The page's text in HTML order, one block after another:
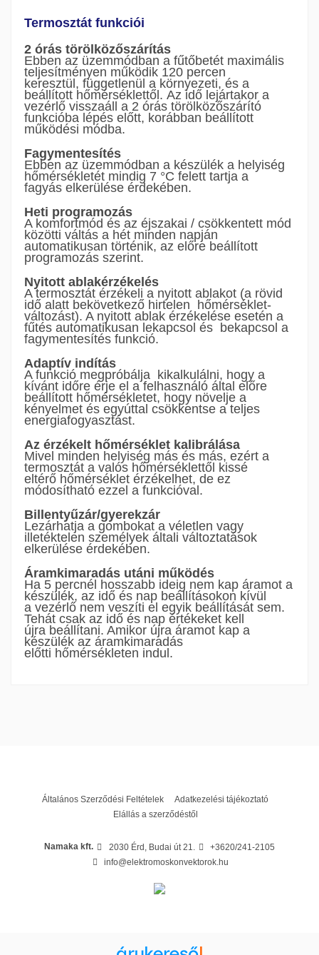
Termosztát funkciói
2 órás törölközőszárítás
Ebben az üzemmódban a fűtőbetét maximális
teljesítményen működik 120 percen
keresztül, függetlenül a környezeti, és a
beállított hőmérséklettől. Az idő lejártakor a
vezérlő visszaáll a 2 órás törölközőszárító
funkcióba lépés előtt, korábban beállított
működési módba.
Fagymentesítés
Ebben az üzemmódban a készülék a helyiség
hőmérsékletét mindig 7 °C felett tartja a
fagyás elkerülése érdekében.
Heti programozás
A komfortmód és az éjszakai / csökkentett mód
közötti váltás a hét minden napján
automatikusan történik, az előre beállított
programozás szerint.
Nyitott ablakérzékelés
A termosztát érzékeli a nyitott ablakot (a rövid
idő alatt bekövetkező hirtelen hőmérséklet-
változást). A nyitott ablak érzékelése esetén a
fűtés automatikusan lekapcsol és bekapcsol a
fagymentesítés funkció.
Adaptív indítás
A funkció megpróbálja kikalkulálni, hogy a
kívánt időre érje el a felhasználó által előre
beállított hőmérsékletet, hogy növelje a
kényelmet és egyúttal csökkentse a teljes
energiafogyasztást.
Az érzékelt hőmérséklet kalibrálása
Mivel minden helyiség más és más, ezért a
termosztát a valós hőmérséklettől kissé
eltérő hőmérséklet érzékelhet, de ez
módosítható ezzel a funkcióval.
Billentyűzár/gyerekzár
Lezárhatja a gombokat a véletlen vagy
illetéktelen személyek általi változtatások
elkerülése érdekében.
Áramkimaradás utáni működés
Ha 5 percnél hosszabb ideig nem kap áramot a
készülék, az idő és nap beállításokon kívül
a vezérlő nem veszíti el egyik beállítását sem.
Tehát csak az idő és nap értékeket kell
újra beállítani. Amikor újra áramot kap a
készülék az áramkimaradás
előtti hőmérsékleten indul.
Általános Szerződési Feltételek
Adatkezelési tájékoztató
Elállás a szerződéstől
Namaka kft. 2030 Érd, Budai út 21.
+3620/241-2105
info@elektromoskonvektorok.hu